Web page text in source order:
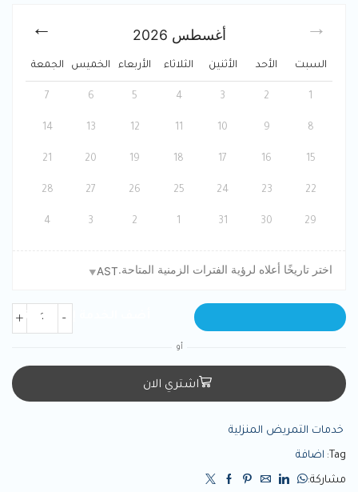
أغسطس 2026
السبت الأحد الأثنين الثلاثاء الأربعاء الخميس الجمعة
1
2
3
4
5
6
7
8
9
10
11
12
13
14
15
16
17
18
19
20
21
22
23
24
25
26
27
28
29
30
31
1
2
3
4
اختر تاريخًا أعلاه لرؤية الفترات الزمنية المتاحة.AST
أو
اشتري الان
خدمات التمريض المنزلية
Tag: اضافة
مشاركة: